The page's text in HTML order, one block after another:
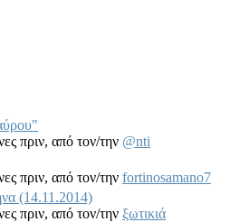
πριν, από τον/την @nti
πριν, από τον/την fortinosamano7
(14.11.2014)
πριν, από τον/την ξωτικιά